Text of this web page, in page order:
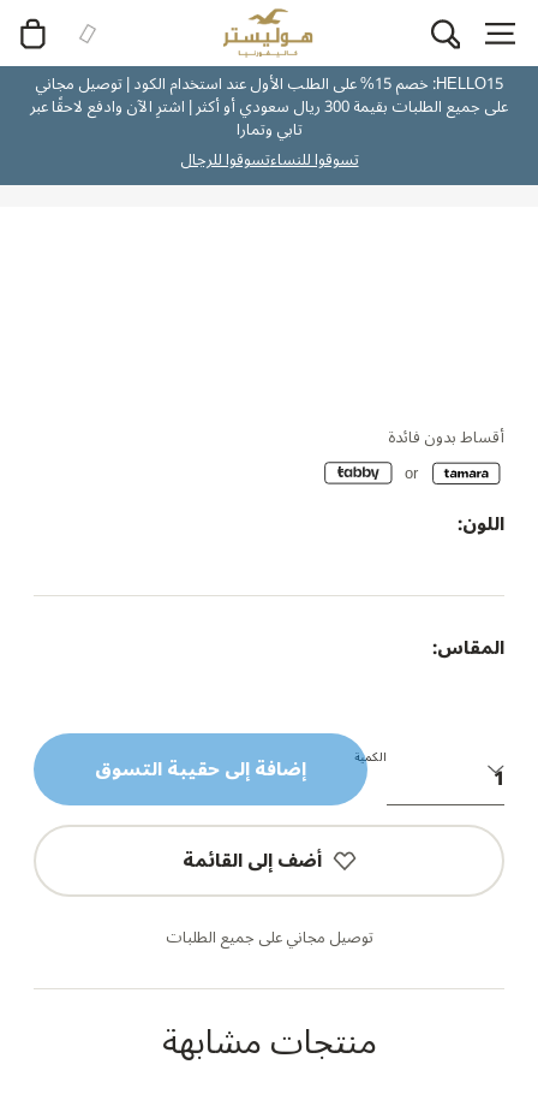
HELLO15: خصم 15% على الطلب الأول عند استخدام الكود | توصيل مجاني
على جميع الطلبات بقيمة 300 ريال سعودي أو أكثر | اشترِ الآن وادفع لاحقًا عبر
تابي وتمارا
تسوقوا للنساءتسوقوا للرجال
أقساط بدون فائدة
اللون:
المقاس:
الكمية إضافة إلى حقيبة التسوق
أضف إلى القائمة
توصيل مجاني على جميع الطلبات
منتجات مشابهة